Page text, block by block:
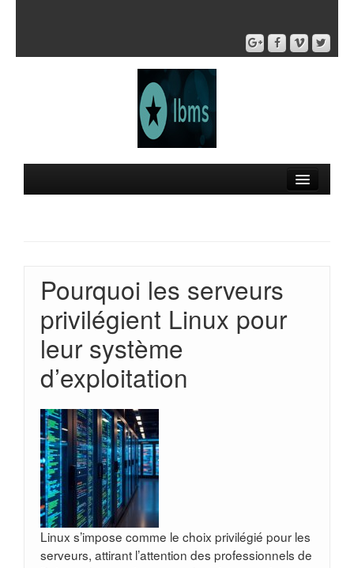
Pourquoi les serveurs
privilégient Linux pour
leur système
d’exploitation
Linux s’impose comme le choix privilégié pour les
serveurs, attirant l’attention des professionnels de